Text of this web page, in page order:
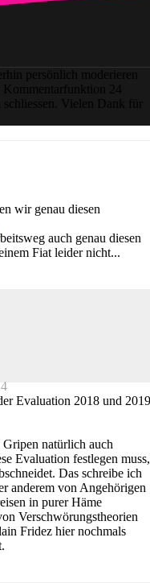
persönlich moderieren
Kommentarfunktion 24
Vielen Dank für
wir genau diesen
auch genau diesen
Fiat leider nicht...
Evaluation 2018 und 2019
natürlich auch
Evaluation festlegen muss,
Das schreibe ich
anderem von Angehörigen
in purer Häme
Verschwörungstheorien
Fridez hier nochmals